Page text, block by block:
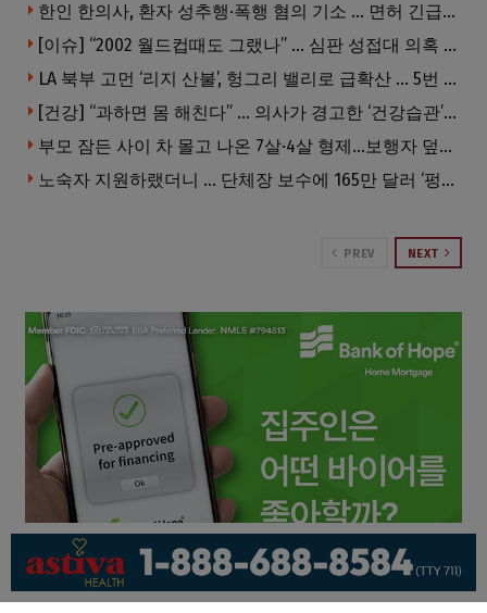
한인 한의사, 환자 성추행·폭행 혐의 기소 … 면허 긴급정지
[이슈] “2002 월드컵때도 그랬나” … 심판 성접대 의혹 해외로 일파만파, 4강 신화까지 불똥
LA 북부 고먼 ‘리지 산불’, 헝그리 밸리로 급확산 … 5번 Fwy 양방향 전면 폐쇄
[건강] “과하면 몸 해친다” … 의사가 경고한 ‘건강습관’ 5가지
부모 잠든 사이 차 몰고 나온 7살·4살 형제…보행자 덮쳐 중태
노숙자 지원하랬더니 … 단체장 보수에 165만 달러 ‘펑펑’
PREV NEXT